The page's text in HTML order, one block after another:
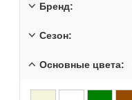
Бренд:
Сезон:
Основные цвета: